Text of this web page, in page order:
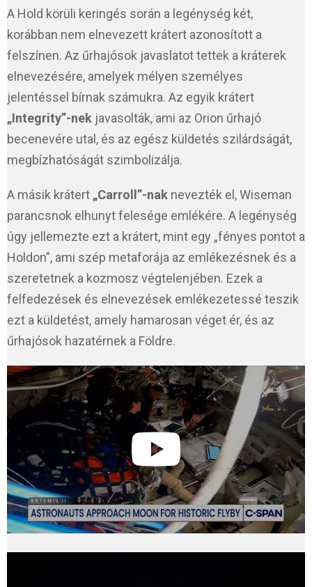
A Hold körüli keringés során a legénység két,
korábban nem elnevezett krátert azonosított a
felszínen. Az űrhajósok javaslatot tettek a kráterek
elnevezésére, amelyek mélyen személyes
jelentéssel bírnak számukra. Az egyik krátert
„Integrity”-nek javasolták, ami az Orion űrhajó
becenevére utal, és az egész küldetés szilárdságát,
megbízhatóságát szimbolizálja.
A másik krátert „Carroll”-nak nevezték el, Wiseman
parancsnok elhunyt felesége emlékére. A legénység
úgy jellemezte ezt a krátert, mint egy „fényes pontot a
Holdon”, ami szép metaforája az emlékezésnek és a
szeretetnek a kozmosz végtelenjében. Ezek a
felfedezések és elnevezések emlékezetessé teszik
ezt a küldetést, amely hamarosan véget ér, és az
űrhajósok hazatérnek a Földre.